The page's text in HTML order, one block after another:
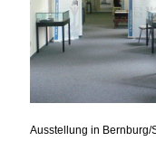
Ausstellung in Bernburg/